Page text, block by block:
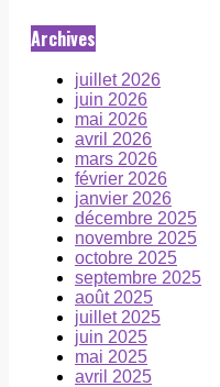
Archives
juillet 2026
juin 2026
mai 2026
avril 2026
mars 2026
février 2026
janvier 2026
décembre 2025
novembre 2025
octobre 2025
septembre 2025
août 2025
juillet 2025
juin 2025
mai 2025
avril 2025